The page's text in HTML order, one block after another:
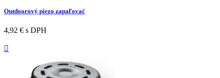
Outdoorový piezo zapaľovač
4,92 € s DPH
